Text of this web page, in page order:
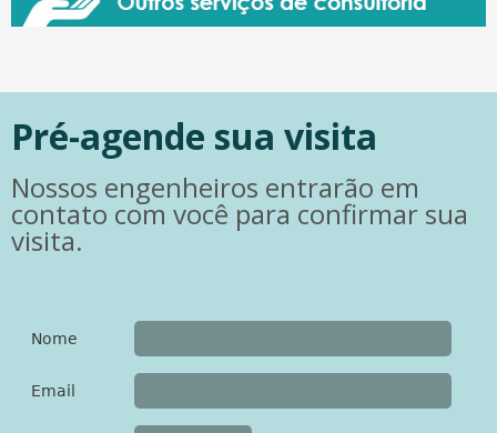
Pré-agende sua visita
Nossos engenheiros entrarão em
contato com você para confirmar sua
visita.